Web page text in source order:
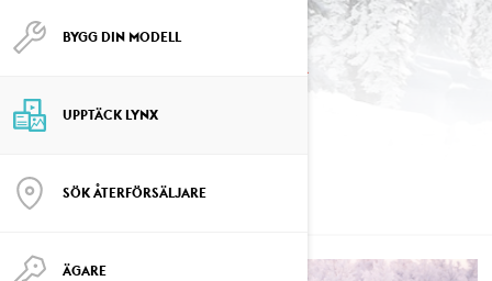
BYGG DIN MODELL
UPPTÄCK LYNX
SÖK ÅTERFÖRSÄLJARE
ÄGARE
Lynx ambassadörer
MÖT VÅRT TEAM